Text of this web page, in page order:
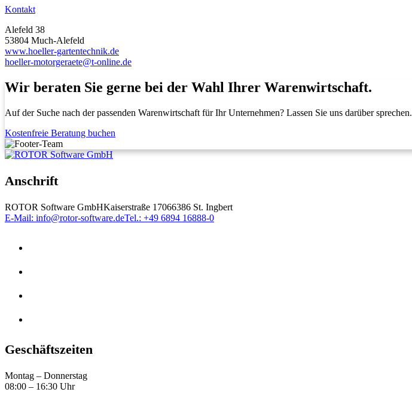
Kontakt
Alefeld 38
53804 Much-Alefeld
www.hoeller-gartentechnik.de
hoeller-motorgeraete@t-online.de
Wir beraten Sie gerne bei der Wahl Ihrer Warenwirtschaft.
Auf der Suche nach der passenden Warenwirtschaft für Ihr Unternehmen? Lassen Sie uns darüber sprechen.
Kostenfreie Beratung buchen
Anschrift
ROTOR Software GmbHKaiserstraße 17066386 St. Ingbert
E-Mail: info@rotor-software.deTel.: +49 6894 16888-0
Geschäftszeiten
Montag – Donnerstag
08:00 – 16:30 Uhr